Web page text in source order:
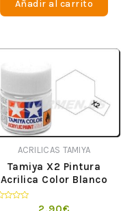
Añadir al carrito
ACRILICAS TAMIYA
Tamiya X2 Pintura
Acrilica Color Blanco